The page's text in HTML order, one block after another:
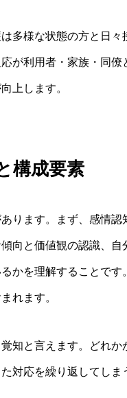
多様な状態の方と日
が利用者・家族・同
上します。
構成要素
ります。まず、感情
向と価値観の認識、
かを理解することで
れます。
知と言えます。どれ
対応を繰り返してしま